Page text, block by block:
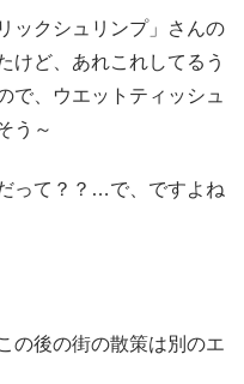
ックシュリンプ」さんの
けど、あれこれしてるう
で、ウエットティッシュ
う～
って？？…で、ですよね
の後の街の散策は別のエ